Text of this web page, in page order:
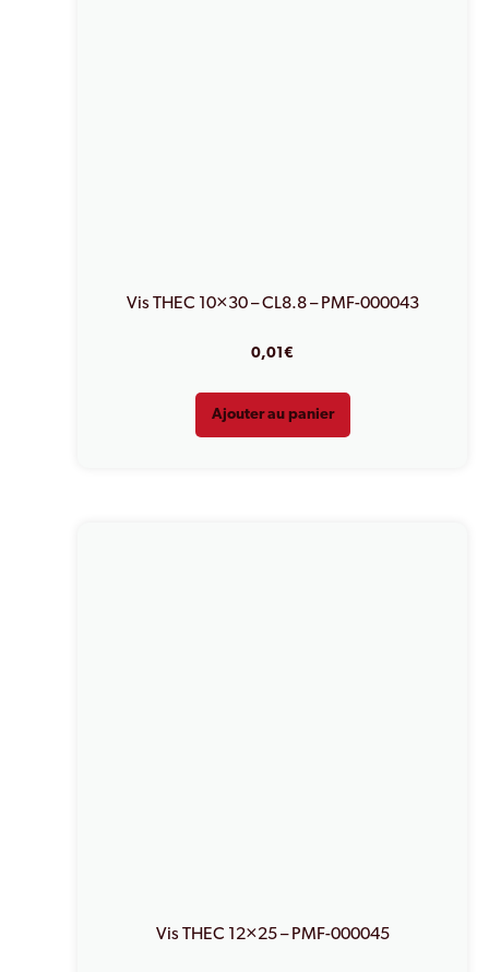
Vis THEC 10×30 – CL8.8 – PMF-000043
0,01€
Ajouter au panier
Vis THEC 12×25 – PMF-000045